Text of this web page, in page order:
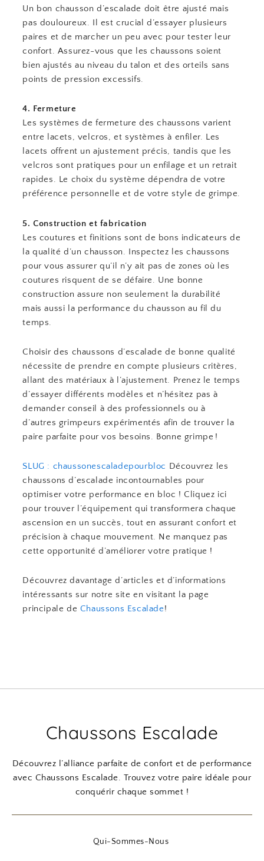
Un bon chausson d’escalade doit être ajusté mais
pas douloureux. Il est crucial d’essayer plusieurs
paires et de marcher un peu avec pour tester leur
confort. Assurez-vous que les chaussons soient
bien ajustés au niveau du talon et des orteils sans
points de pression excessifs.
4. Fermeture
Les systèmes de fermeture des chaussons varient
entre lacets, velcros, et systèmes à enfiler. Les
lacets offrent un ajustement précis, tandis que les
velcros sont pratiques pour un enfilage et un retrait
rapides. Le choix du système dépendra de votre
préférence personnelle et de votre style de grimpe.
5. Construction et fabrication
Les coutures et finitions sont de bons indicateurs de
la qualité d’un chausson. Inspectez les chaussons
pour vous assurer qu’il n’y ait pas de zones où les
coutures risquent de se défaire. Une bonne
construction assure non seulement la durabilité
mais aussi la performance du chausson au fil du
temps.
Choisir des chaussons d’escalade de bonne qualité
nécessite de prendre en compte plusieurs critères,
allant des matériaux à l’ajustement. Prenez le temps
d’essayer différents modèles et n’hésitez pas à
demander conseil à des professionnels ou à
d’autres grimpeurs expérimentés afin de trouver la
paire parfaite pour vos besoins. Bonne grimpe !
SLUG : chaussonescaladepourbloc Découvrez les
chaussons d’escalade incontournables pour
optimiser votre performance en bloc ! Cliquez ici
pour trouver l’équipement qui transformera chaque
ascension en un succès, tout en assurant confort et
précision à chaque mouvement. Ne manquez pas
cette opportunité d’améliorer votre pratique !
Découvrez davantage d’articles et d’informations
intéressants sur notre site en visitant la page
principale de Chaussons Escalade!
Chaussons Escalade
Découvrez l’alliance parfaite de confort et de performance
avec Chaussons Escalade. Trouvez votre paire idéale pour
conquérir chaque sommet !
Qui-Sommes-Nous